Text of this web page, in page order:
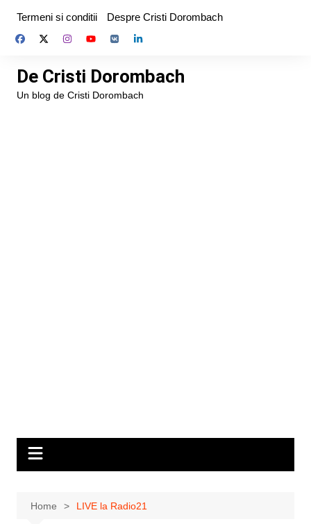
content
Termeni si conditii Despre Cristi Dorombach
De Cristi Dorombach
Un blog de Cristi Dorombach
Home LIVE la Radio21